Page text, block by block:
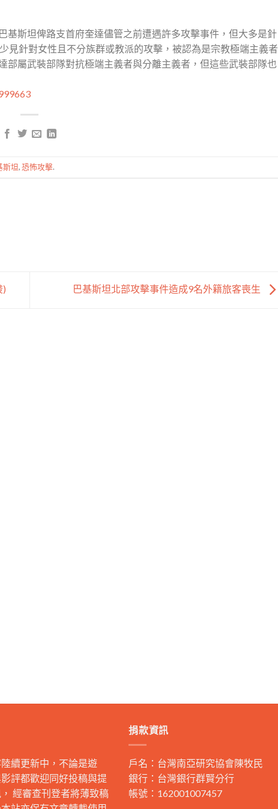
基斯坦俾路支首府奎達儘管之前遭遇許多攻擊事件，但大多是針
見針對女性且不分族群或教派的攻擊，被認為是宗教極端主義者
部屬武裝部隊對抗極端主義者與分離主義者，但這些武裝部隊也
斯坦,恐怖攻擊.
) 巴基斯坦北部攻擊事件造成9名外籍旅客喪生
續更新中，不論是遊
評都歡迎同好投稿與提
經審查刊登者將薄致稿
捐款資訊
戶名：台灣南亞研究協會陳牧民
銀行：台灣銀行群賢分行
帳號：162001007457